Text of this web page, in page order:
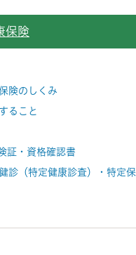
保険
険のしくみ
ること
証・資格確認書
診（特定健康診査）・特定保